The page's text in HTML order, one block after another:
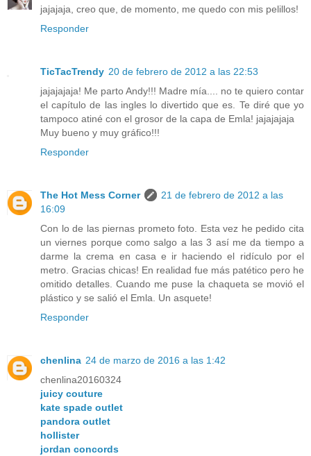
jajajaja, creo que, de momento, me quedo con mis pelillos!
Responder
TicTacTrendy 20 de febrero de 2012 a las 22:53
jajajajaja! Me parto Andy!!! Madre mía.... no te quiero contar
el capítulo de las ingles lo divertido que es. Te diré que yo
tampoco atiné con el grosor de la capa de Emla! jajajajaja
Muy bueno y muy gráfico!!!
Responder
The Hot Mess Corner
21 de febrero de 2012 a las
16:09
Con lo de las piernas prometo foto. Esta vez he pedido cita
un viernes porque como salgo a las 3 así me da tiempo a
darme la crema en casa e ir haciendo el ridículo por el
metro. Gracias chicas! En realidad fue más patético pero he
omitido detalles. Cuando me puse la chaqueta se movió el
plástico y se salió el Emla. Un asquete!
Responder
chenlina 24 de marzo de 2016 a las 1:42
chenlina20160324
juicy couture
kate spade outlet
pandora outlet
hollister
jordan concords